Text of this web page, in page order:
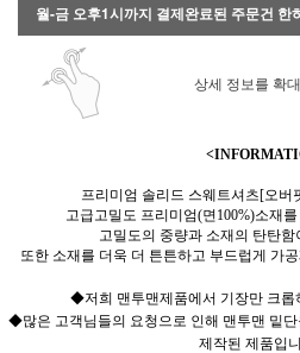
월-금 오후1시까지 결제완료된 주문건
상세 정보를 확
프리미엄 솔리드 스웨트셔츠[오버
고급고밀도 프리미엄(면100%)소재
고밀도의 중량과 소재의 탄탄함
또한 소재를 더욱 더 튼튼하고 부드럽게 가
◆저희 맨투맨제품에서 기장만 크
◆많은 고객님들의 요청으로 인해 맨투맨 밑
제작된 제품입